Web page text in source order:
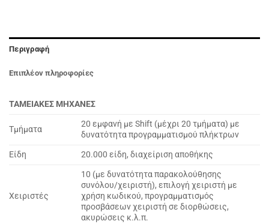
Περιγραφή
Επιπλέον πληροφορίες
ΤΑΜΕΙΑΚΕΣ ΜΗΧΑΝΕΣ
Τμήματα
20 εμφανή με Shift (μέχρι 20 τμήματα) με
δυνατότητα προγραμματισμού πλήκτρων
Είδη
20.000 είδη, διαχείριση αποθήκης
Χειριστές
10 (με δυνατότητα παρακολούθησης
συνόλου/χειριστή), επιλογή χειριστή με
χρήση κωδικού, προγραμματισμός
προσβάσεων χειριστή σε διορθώσεις,
ακυρώσεις κ.λ.π.